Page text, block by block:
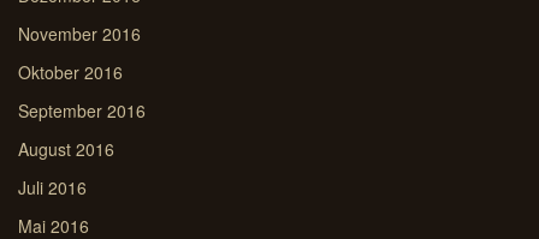
November 2016
Oktober 2016
September 2016
August 2016
Juli 2016
Mai 2016